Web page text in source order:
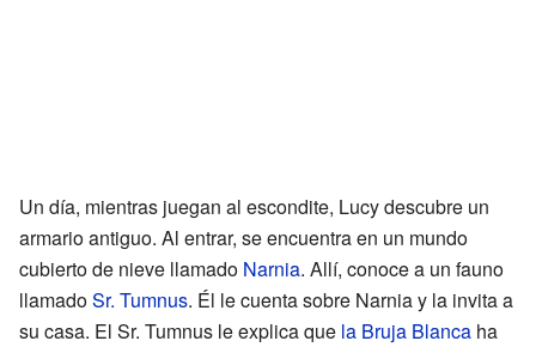
Un día, mientras juegan al escondite, Lucy descubre un
armario antiguo. Al entrar, se encuentra en un mundo
cubierto de nieve llamado Narnia. Allí, conoce a un fauno
llamadoSr. Tumnus. Él le cuenta sobre Narnia y la invita a
su casa. El Sr. Tumnus le explica que la Bruja Blanca ha